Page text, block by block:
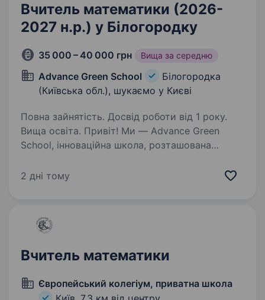
Вчитель математики (2026-
2027 н.р.) у Білогородку
35 000 – 40 000 грн Вища за середню
Advance Green School
Білогородка
(Київська обл.), шукаємо у Києві
Повна зайнятість. Досвід роботи від 1 року.
Вища освіта. Привіт! Ми — Advance Green
School, інноваційна школа, розташована
мета — створити сучасний і комфортний
2 дні тому
Вчитель математики
Європейський колегіум, приватна школа